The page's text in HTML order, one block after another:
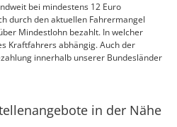
bei mindestens 12 Euro
durch den aktuellen Fahrermangel
Mindestlohn bezahlt. In welcher
Kraftfahrers abhängig. Auch der
innerhalb unserer Bundesländer
in der Nähe